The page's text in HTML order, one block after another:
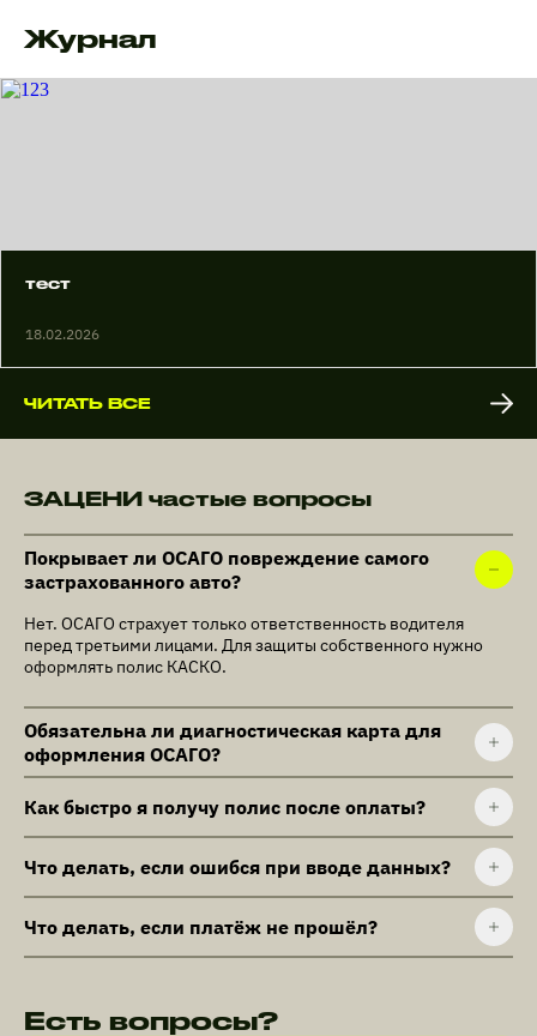
Журнал
тест
18.02.2026
ЧИТАТЬ ВСЕ
ЗАЦЕНИ частые вопросы
Покрывает ли ОСАГО повреждение самого
застрахованного авто?
Нет. ОСАГО страхует только ответственность водителя
перед третьими лицами. Для защиты собственного нужно
оформлять полис КАСКО.
Обязательна ли диагностическая карта для
оформления ОСАГО?
Как быстро я получу полис после оплаты?
Что делать, если ошибся при вводе данных?
Что делать, если платёж не прошёл?
Есть вопросы?